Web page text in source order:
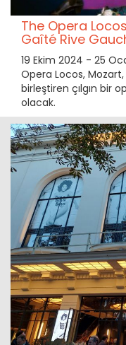
The Opera
Gaîté Rive
19 Ekim 2024 - 25
Opera Locos,
birleştiren çılgın bir
olacak.